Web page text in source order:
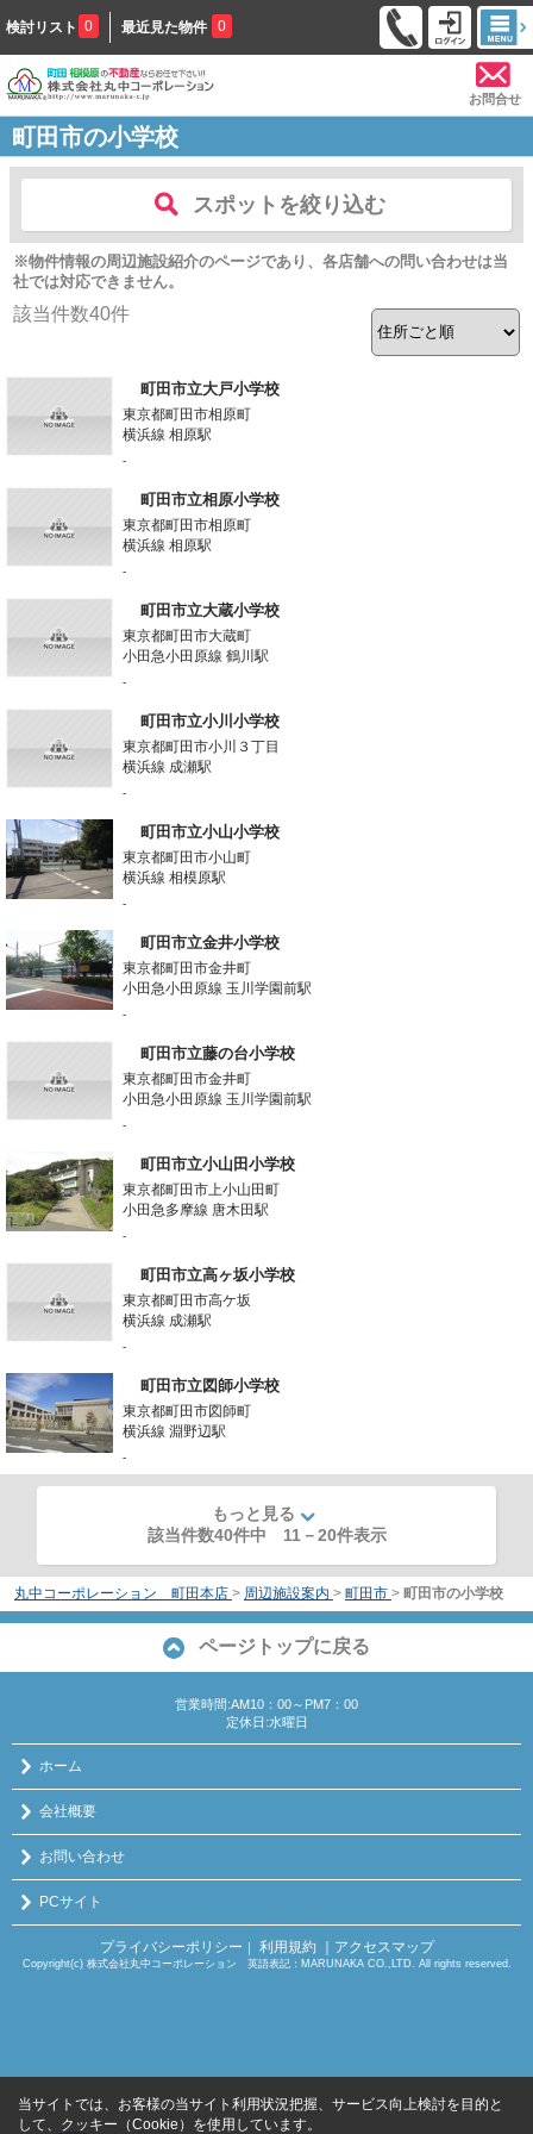
検討リスト 0 最近見た物件 0
お問合せ
町田市の小学校
スポットを絞り込む
※物件情報の周辺施設紹介のページであり、各店舗への問い合わせは当
社では対応できません。
該当件数40件
町田市立大戸小学校
東京都町田市相原町
横浜線 相原駅
-
町田市立相原小学校
東京都町田市相原町
横浜線 相原駅
-
町田市立大蔵小学校
東京都町田市大蔵町
小田急小田原線 鶴川駅
-
町田市立小川小学校
東京都町田市小川３丁目
横浜線 成瀬駅
-
町田市立小山小学校
東京都町田市小山町
横浜線 相模原駅
-
町田市立金井小学校
東京都町田市金井町
小田急小田原線 玉川学園前駅
-
町田市立藤の台小学校
東京都町田市金井町
小田急小田原線 玉川学園前駅
-
町田市立小山田小学校
東京都町田市上小山田町
小田急多摩線 唐木田駅
-
町田市立高ヶ坂小学校
東京都町田市高ケ坂
横浜線 成瀬駅
-
町田市立図師小学校
東京都町田市図師町
横浜線 淵野辺駅
-
もっと見る
該当件数40件中 11 －20件表示
丸中コーポレーション 町田本店 > 周辺施設案内 > 町田市 > 町田市の小学校
ページトップに戻る
営業時間:AM10：00～PM7：00
定休日:水曜日
ホーム
会社概要
お問い合わせ
PCサイト
プライバシーポリシー ｜ 利用規約 ｜アクセスマップ
Copyright(c) 株式会社丸中コーポレーション 英語表記：MARUNAKA CO.,LTD. All rights reserved.
当サイトでは、お客様の当サイト利用状況把握、サービス向上検討を目的と
して、クッキー（Cookie）を使用しています。